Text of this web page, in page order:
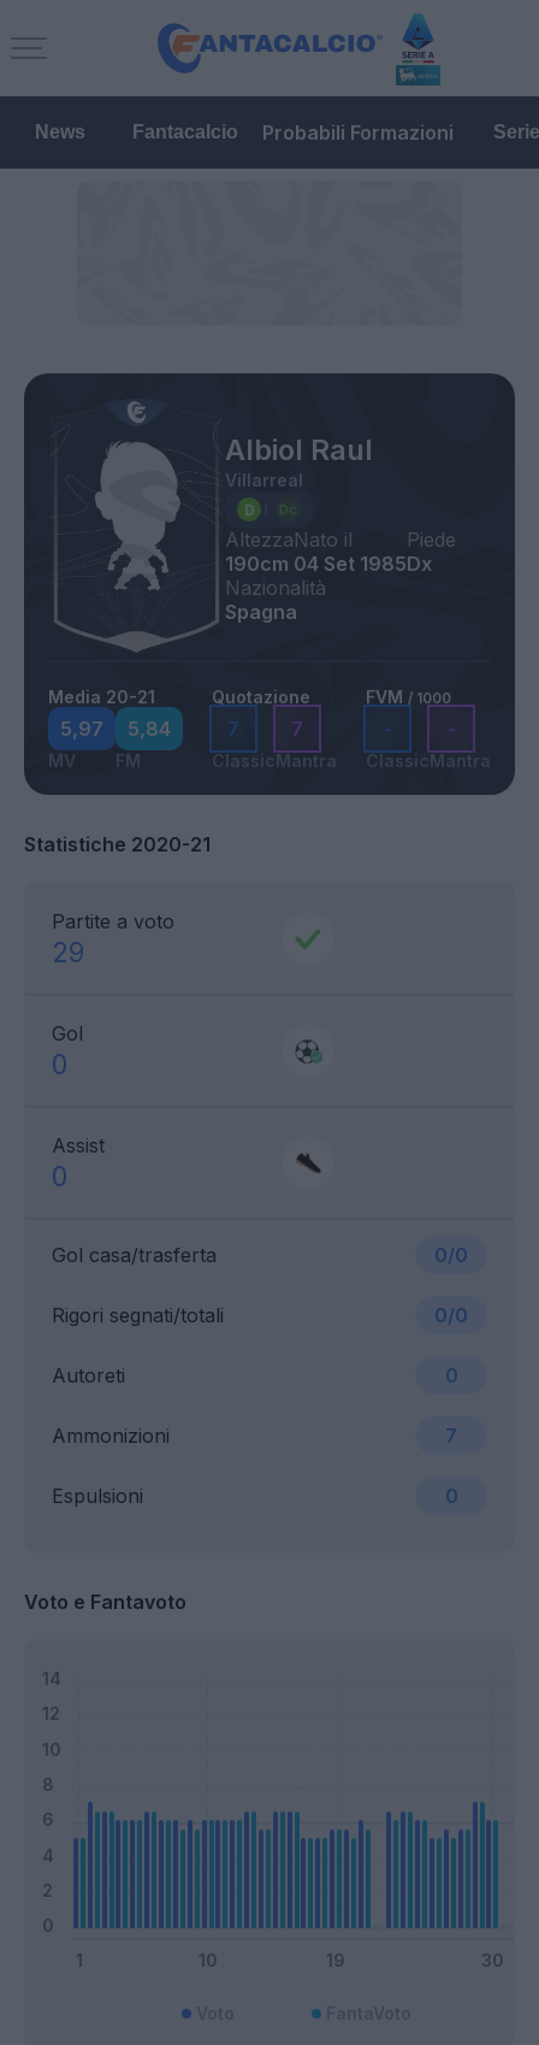
News Fantacalcio Probabili Formazioni
Albiol Raul
Villarreal
Altezza
190cm
Nato il
04 Set 1985
Piede
Dx
Nazionalità
Spagna
Media 20-21
5,97
MV
5,84
FM
Quotazione
7
Classic
7
Mantra
FVM / 1000
-
Classic
-
Mantra
Statistiche 2020-21
Partite a voto
29
Gol
0
Assist
0
Gol casa/trasferta 0/0
Ammonizioni 7
Rigori segnati/totali 0/0
Espulsioni 0
Autoreti 0
Voto e Fantavoto